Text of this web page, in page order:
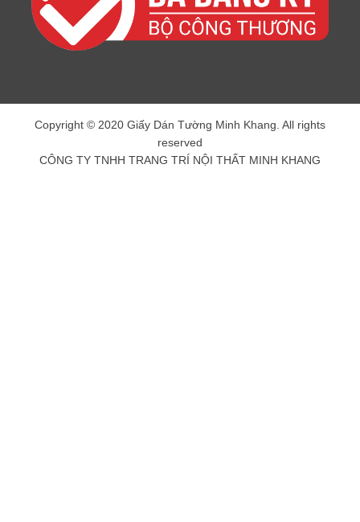
Copyright © 2020 Giấy Dán Tường Minh Khang. All rights
reserved
CÔNG TY TNHH TRANG TRÍ NỘI THẤT MINH KHANG